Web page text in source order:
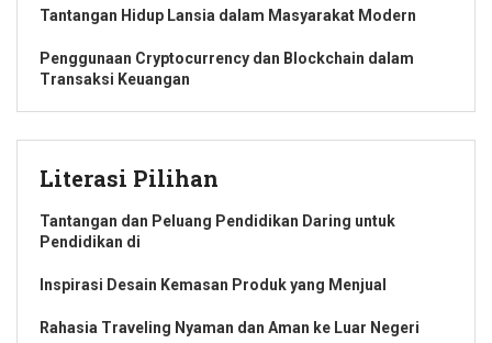
Tantangan Hidup Lansia dalam Masyarakat Modern
Penggunaan Cryptocurrency dan Blockchain dalam
Transaksi Keuangan
Literasi Pilihan
Tantangan dan Peluang Pendidikan Daring untuk
Pendidikan di
Inspirasi Desain Kemasan Produk yang Menjual
Rahasia Traveling Nyaman dan Aman ke Luar Negeri